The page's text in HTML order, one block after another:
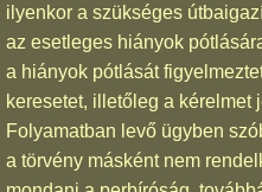
ilyenkor a szükséges
az esetleges hiányok
a hiányok pótlását
keresetet, illetőleg a
Folyamatban levő ügyben
a törvény másként nem